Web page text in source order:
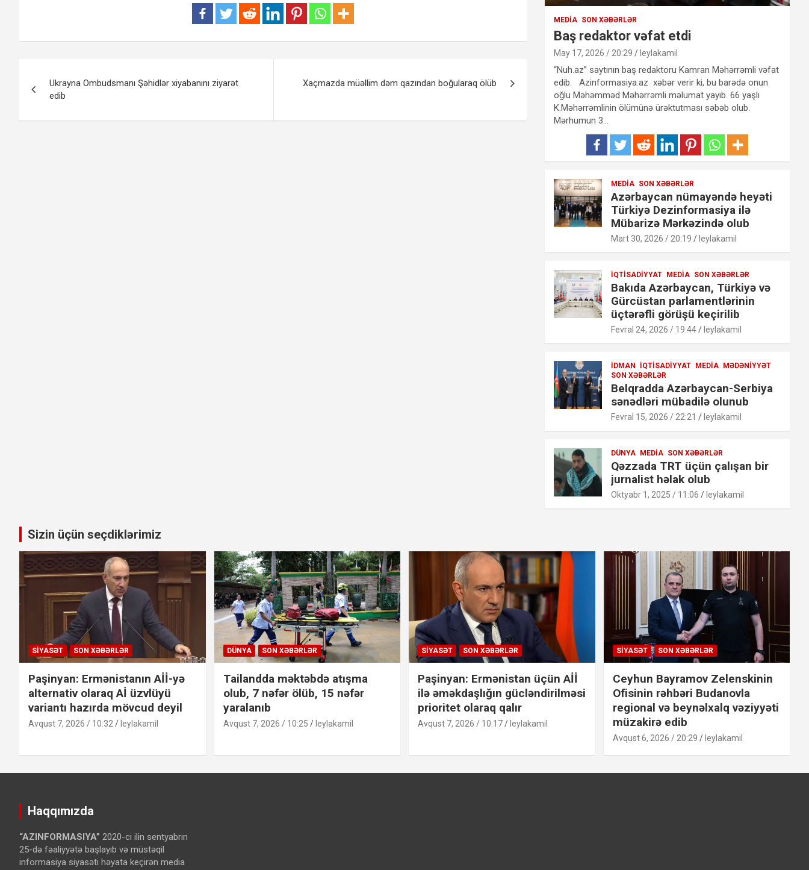
naviqasiyası
Ukrayna Ombudsmanı Şəhidlər xiyabanını ziyarət
edib
Xaçmazda müəllim dəm qazından boğularaq ölüb
MEDIA SON XƏBƏRLƏR
Baş redaktor vəfat etdi
May 17, 2026 / 20:29 leylakamil
“Nuh.az” saytının baş redaktoru Kamran Məhərrəmli vəfat
edib. Azinformasiya.az xəbər verir ki, bu barədə onun
oğlu Məhəmməd Məhərrəmli məlumat yayıb. 66 yaşlı
K.Məhərrəmlinin ölümünə ürəktutması səbəb olub.
Mərhumun 3…
MEDIA SON XƏBƏRLƏR
Azərbaycan nümayəndə heyəti
Türkiyə Dezinformasiya ilə
Mübarizə Mərkəzində olub
Mart 30, 2026 / 20:19 leylakamil
İQTISADIYYAT MEDIA SON XƏBƏRLƏR
Bakıda Azərbaycan, Türkiyə və
Gürcüstan parlamentlərinin
üçtərəfli görüşü keçirilib
Fevral 24, 2026 / 19:44 leylakamil
İDMAN İQTISADIYYAT MEDIA MƏDƏNIYYƏT
SON XƏBƏRLƏR
Belqradda Azərbaycan-Serbiya
sənədləri mübadilə olunub
Fevral 15, 2026 / 22:21 leylakamil
DÜNYA MEDIA SON XƏBƏRLƏR
Qəzzada TRT üçün çalışan bir
jurnalist həlak olub
Oktyabr 1, 2025 / 11:06 leylakamil
Sizin üçün seçdiklərimiz
SIYASƏT SON XƏBƏRLƏR
Paşinyan: Ermənistanın Aİİ-yə
alternativ olaraq Aİ üzvlüyü
variantı hazırda mövcud deyil
Avqust 7, 2026 / 10:32 leylakamil
DÜNYA SON XƏBƏRLƏR
Tailandda məktəbdə atışma
olub, 7 nəfər ölüb, 15 nəfər
yaralanıb
Avqust 7, 2026 / 10:25 leylakamil
SIYASƏT SON XƏBƏRLƏR
Paşinyan: Ermənistan üçün Aİİ
ilə əməkdaşlığın gücləndirilməsi
prioritet olaraq qalır
Avqust 7, 2026 / 10:17 leylakamil
SIYASƏT SON XƏBƏRLƏR
Ceyhun Bayramov Zelenskinin
Ofisinin rəhbəri Budanovla
regional və beynəlxalq vəziyyəti
müzakirə edib
Avqust 6, 2026 / 20:29 leylakamil
Haqqımızda
“AZINFORMASIYA” 2020-cı ilin sentyabrın
25-də fəaliyyətə başlayıb və müstəqil
informasiya siyasəti həyata keçirən media